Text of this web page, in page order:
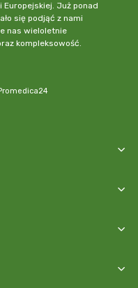
Już ponad
się podjąć z nami
nas wieloletnie
kompleksowość.